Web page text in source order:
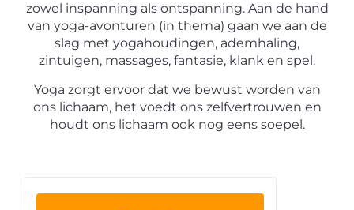
zowel inspanning als ontspanning. Aan de hand
van yoga-avonturen (in thema) gaan we aan de
slag met yogahoudingen, ademhaling,
zintuigen, massages, fantasie, klank en spel.​
Yoga zorgt ervoor dat we bewust worden van
ons lichaam, het voedt ons zelfvertrouwen en
houdt ons lichaam ook nog eens soepel.